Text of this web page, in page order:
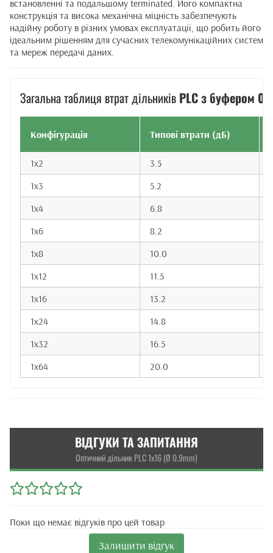
встановленні та подальшому terminated. Його компактна
конструкція та висока механічна міцність забезпечують
надійну роботу в різних умовах експлуатації, що робить його
ідеальним рішенням для сучасних телекомунікаційних систем
та мереж передачі даних.
Загальна таблиця втрат дільників PLC з буфером
Конфігурація Типові втрати (дБ)
1x2
3.5
1x3
5.2
1x4
6.8
1x6
8.2
1x8
10.0
1x12
11.5
1x16
13.2
1x24
14.8
1x32
16.5
1x64
20.0
ВІДГУКИ ТА ЗАПИТАННЯ
Оптичний дільник PLC 1x16 (Ø 0.9mm)
Поки що немає відгуків про цей товар
Залишити відгук